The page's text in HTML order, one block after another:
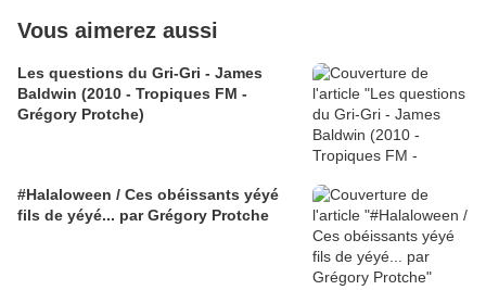
Vous aimerez aussi
Les questions du Gri-Gri - James
Baldwin (2010 - Tropiques FM -
Grégory Protche)
#Halaloween / Ces obéissants yéyé
fils de yéyé... par Grégory Protche